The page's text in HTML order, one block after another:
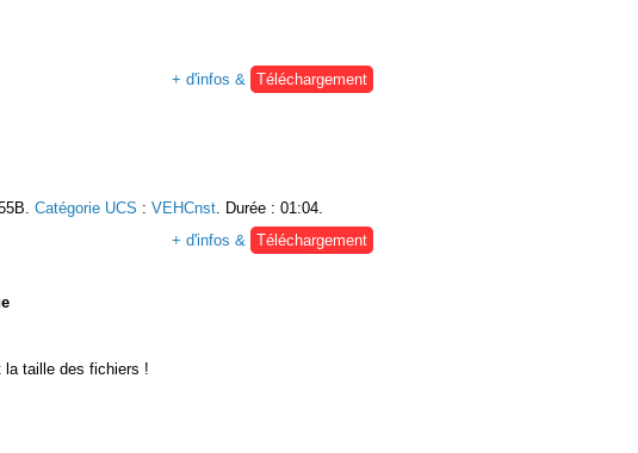
+ d'infos &
Téléchargement
Catégorie UCS : VEHCnst . Durée : 01:04.
+ d'infos &
Téléchargement
la taille des fichiers !